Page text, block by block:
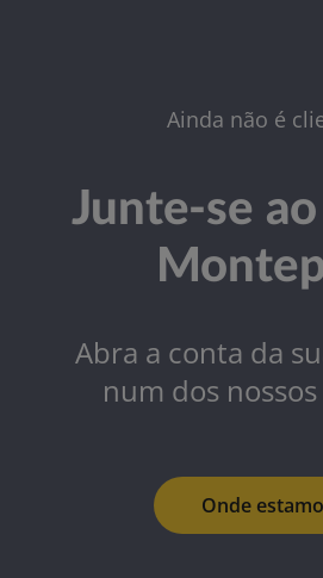
Ainda não é
Junte-se
Abra a conta da
num dos
Onde